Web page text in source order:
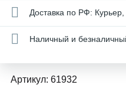
Доставка по РФ:
Наличный и
Артикул: 61932